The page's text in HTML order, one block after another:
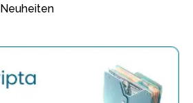
Neuheiten